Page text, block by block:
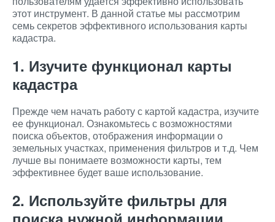
этот инструмент. В данной статье мы рассмотрим
семь секретов эффективного использования карты
кадастра.
1. Изучите функционал карты
кадастра
Прежде чем начать работу с картой кадастра, изучите
ее функционал. Ознакомьтесь с возможностями
поиска объектов, отображения информации о
земельных участках, применения фильтров и т.д. Чем
лучше вы понимаете возможности карты, тем
эффективнее будет ваше использование.
2. Используйте фильтры для